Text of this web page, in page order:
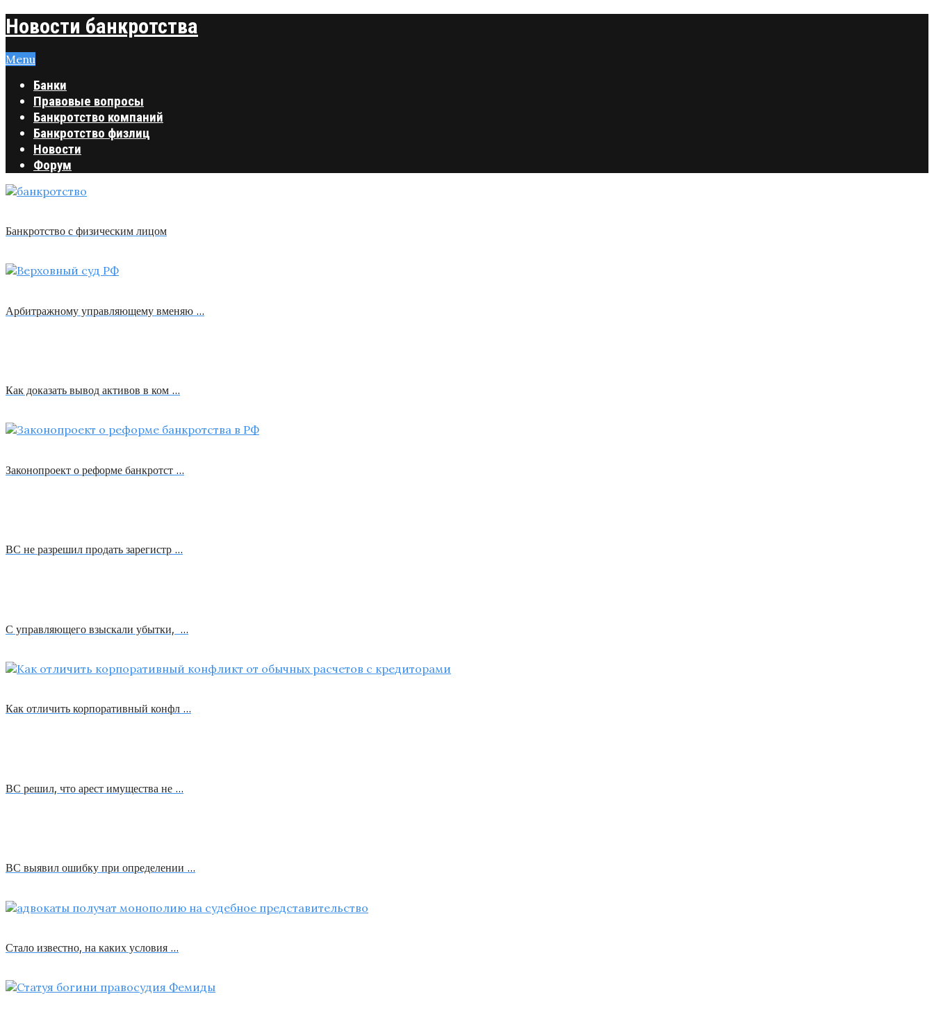
Новости банкротства
Menu
Банки
Правовые вопросы
Банкротство компаний
Банкротство физлиц
Новости
Форум
Банкротство с физическим лицом
Арбитражному управляющему вменяю …
Как доказать вывод активов в ком …
Законопроект о реформе банкротст …
ВС не разрешил продать зарегистр …
С управляющего взыскали убытки, …
Как отличить корпоративный конфл …
ВС решил, что арест имущества не …
ВС выявил ошибку при определении …
Стало известно, на каких условия …